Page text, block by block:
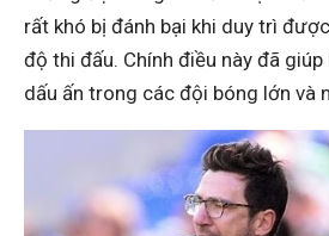
rất khó bị đánh bại khi duy trì
độ thi đấu. Chính điều này đã
dấu ấn trong các đội bóng lớn và